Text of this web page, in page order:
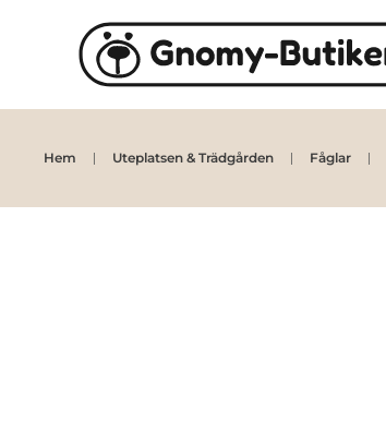
Skip to main content
Hem Uteplatsen & Trädgården Fåglar